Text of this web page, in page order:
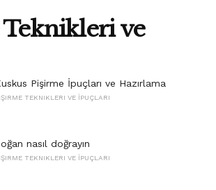
ve
Pişirme İpuçları ve Hazırlama
TEKNIKLERI VE İPUÇLARI
nasıl doğrayın
TEKNIKLERI VE İPUÇLARI